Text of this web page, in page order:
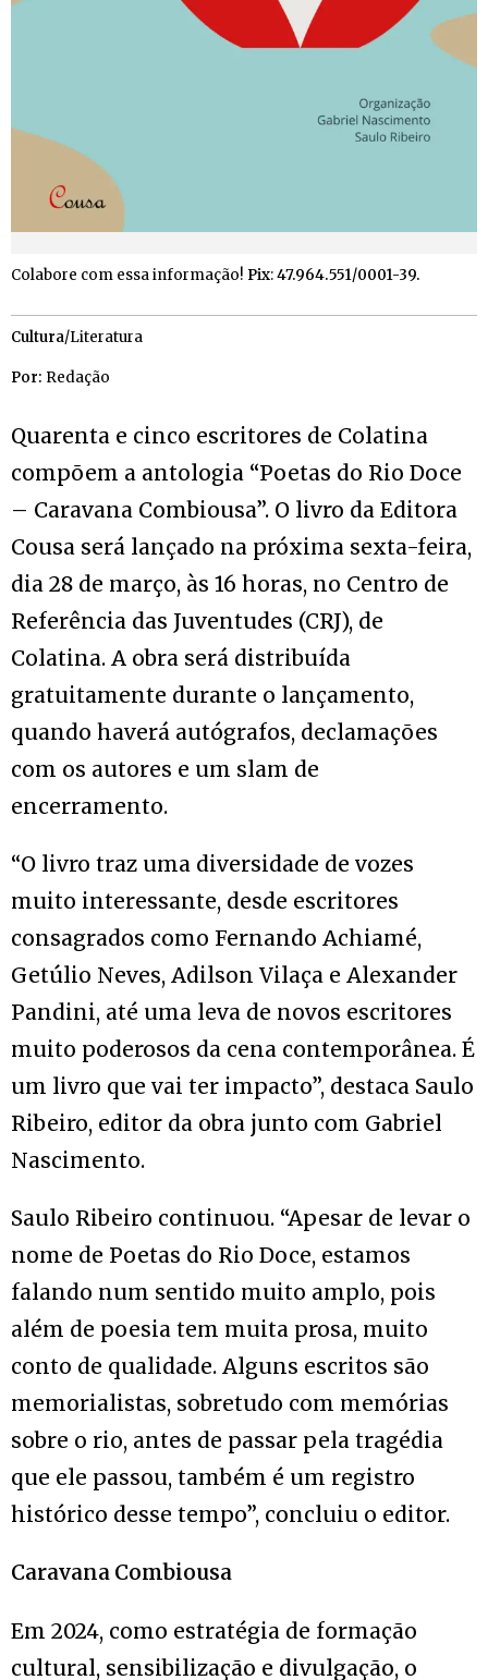
Colabore com essa informação! Pix:47.964.551/0001-39.
Cultura/Literatura
Por: Redação
Quarenta e cinco escritores de Colatina
compõem a antologia “Poetas do Rio Doce
– Caravana Combiousa”. O livro da Editora
Cousa será lançado na próxima sexta-feira,
dia 28 de março, às 16 horas, no Centro de
Referência das Juventudes (CRJ), de
Colatina. A obra será distribuída
gratuitamente durante o lançamento,
quando haverá autógrafos, declamações
com os autores e um slam de
encerramento.
“O livro traz uma diversidade de vozes
muito interessante, desde escritores
consagrados como Fernando Achiamé,
Getúlio Neves, Adilson Vilaça e Alexander
Pandini, até uma leva de novos escritores
muito poderosos da cena contemporânea. É
um livro que vai ter impacto”, destaca Saulo
Ribeiro, editor da obra junto com Gabriel
Nascimento.
Saulo Ribeiro continuou. “Apesar de levar o
nome de Poetas do Rio Doce, estamos
falando num sentido muito amplo, pois
além de poesia tem muita prosa, muito
conto de qualidade. Alguns escritos são
memorialistas, sobretudo com memórias
sobre o rio, antes de passar pela tragédia
que ele passou, também é um registro
histórico desse tempo”, concluiu o editor.
Caravana Combiousa
Em 2024, como estratégia de formação
cultural, sensibilização e divulgação, o